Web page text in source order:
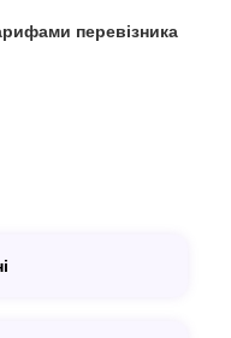
перевізника